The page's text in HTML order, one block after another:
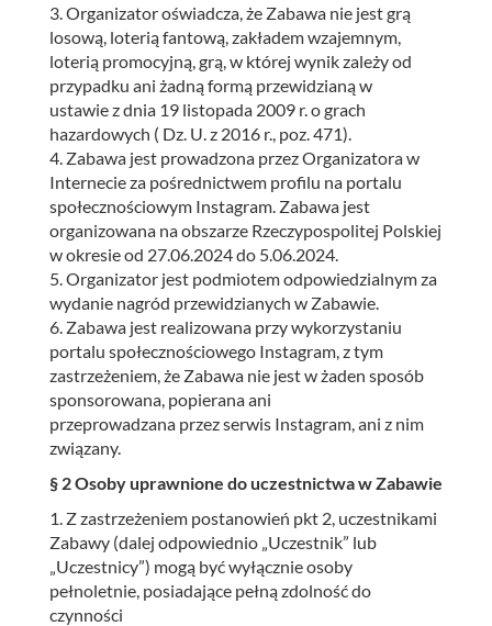
3. Organizator oświadcza, że Zabawa nie jest grą
losową, loterią fantową, zakładem wzajemnym,
loterią promocyjną, grą, w której wynik zależy od
przypadku ani żadną formą przewidzianą w
ustawie z dnia 19 listopada 2009 r. o grach
hazardowych ( Dz. U. z 2016 r., poz. 471).
4. Zabawa jest prowadzona przez Organizatora w
Internecie za pośrednictwem profilu na portalu
społecznościowym Instagram. Zabawa jest
organizowana na obszarze Rzeczypospolitej Polskiej
w okresie od 27.06.2024 do 5.06.2024.
5. Organizator jest podmiotem odpowiedzialnym za
wydanie nagród przewidzianych w Zabawie.
6. Zabawa jest realizowana przy wykorzystaniu
portalu społecznościowego Instagram, z tym
zastrzeżeniem, że Zabawa nie jest w żaden sposób
sponsorowana, popierana ani
przeprowadzana przez serwis Instagram, ani z nim
związany.
§ 2 Osoby uprawnione do uczestnictwa w Zabawie
1. Z zastrzeżeniem postanowień pkt 2, uczestnikami
Zabawy (dalej odpowiednio „Uczestnik” lub
„Uczestnicy”) mogą być wyłącznie osoby
pełnoletnie, posiadające pełną zdolność do
czynności